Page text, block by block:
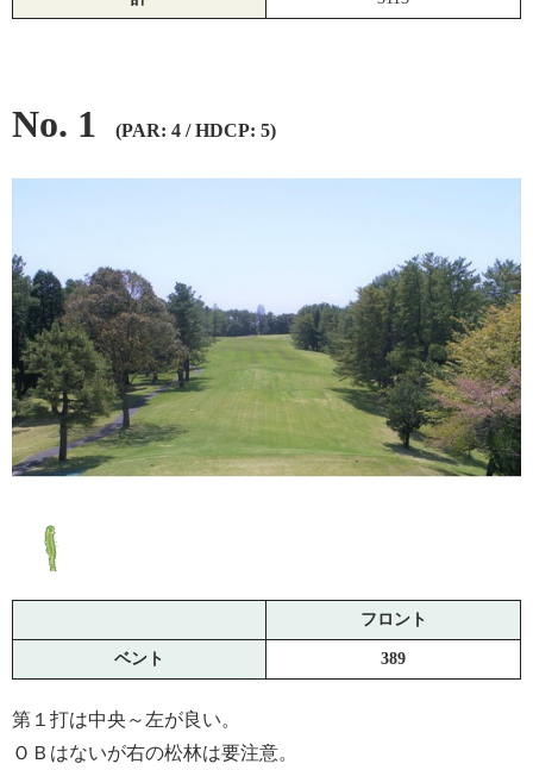
No. 1 (PAR: 4 / HDCP: 5)
フロント
ベント 389
第１打は中央～左が良い。
ＯＢはないが右の松林は要注意。